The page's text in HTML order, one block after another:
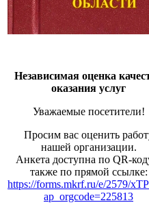
Независимая оценка
оказания услуг
Уважаемые посетители!
Просим вас оценить
нашей организации.
Анкета доступна по QR-
также по прямой ссылке:
https://forms.mkrf.ru/e/2579/
ap_orgcode=225813